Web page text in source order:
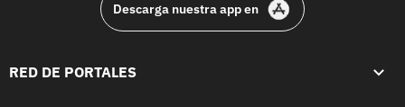
Descarga nuestra app en
RED DE PORTALES